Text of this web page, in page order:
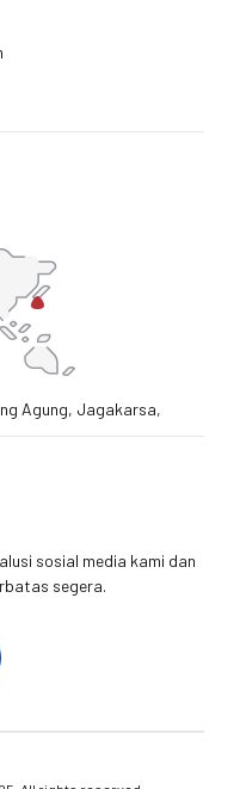
Agung, Jagakarsa,
sosial media kami dan
segera.